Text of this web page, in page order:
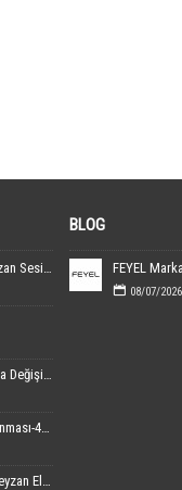
Ezanmatik Ayarlaması ve Ezan Sesin Yüklenmesi
Sebo 370-470 Comfort Fırça Değişimi
Dijital Cami Saatinin Ayarlanması-40x60 cm Boyutundaki
FEYEL Markası Kime Ait? Feyzan Elektronik Hakkında Bilgiler
BLOG
08/07/2026